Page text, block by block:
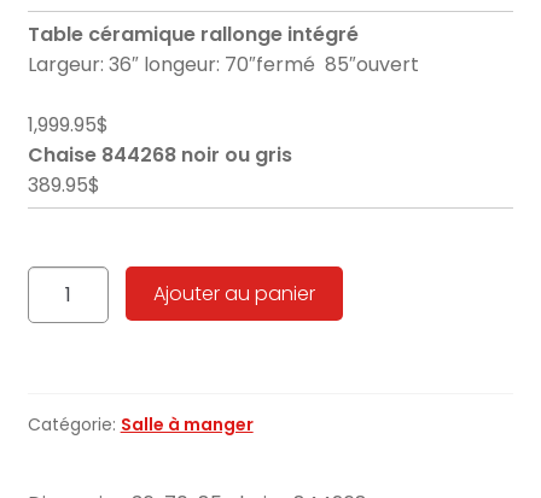
Table céramique rallonge intégré
Largeur: 36″ longeur: 70″fermé 85″ouvert
1,999.95$
Chaise 844268 noir ou gris
389.95$
quantité
844669
Ajouter au panier
Catégorie: Salle à manger